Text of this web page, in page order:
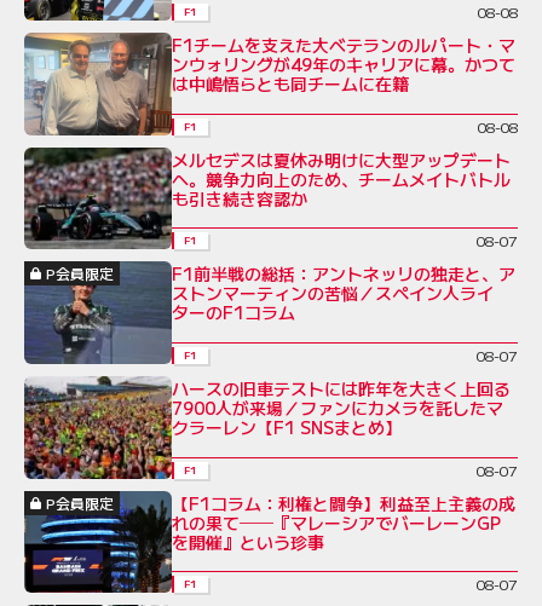
F1 08-08
F1チームを支えた大ベテランのルパート・マ
ンウォリングが49年のキャリアに幕。かつて
は中嶋悟らとも同チームに在籍
F1 08-08
メルセデスは夏休み明けに大型アップデート
へ。競争力向上のため、チームメイトバトル
も引き続き容認か
F1
08-07
P会員限定
F1前半戦の総括：アントネッリの独走と、ア
ストンマーティンの苦悩／スペイン人ライ
ターのF1コラム
F1 08-07
ハースの旧車テストには昨年を大きく上回る
7900人が来場／ファンにカメラを託したマ
クラーレン【F1 SNSまとめ】
F1
08-07
P会員限定
【F1コラム：利権と闘争】利益至上主義の成
れの果て──『マレーシアでバーレーンGP
を開催』という珍事
F1 08-07